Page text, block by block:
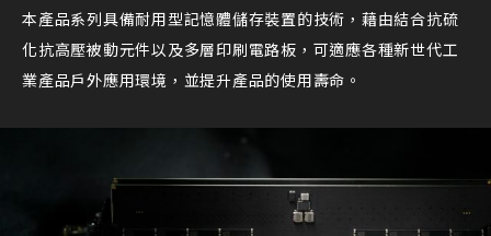
本產品系列具備耐用型記憶體儲存裝置的技術，藉由結合抗硫
化抗高壓被動元件以及多層印刷電路板，可適應各種新世代工
業產品戶外應用環境，並提升產品的使用壽命。